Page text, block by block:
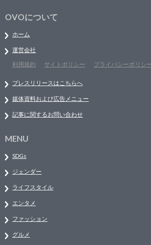
OVOについて
ホーム
運営会社
利用規約
サイトポリシー プライバシーポリシ
プレスリリースはこちらへ
媒体資料および広告メニュー
記事に関するお問い合わせ
MENU
SDGs
ジェンダー
ライフスタイル
エンタメ
ファッション
グルメ